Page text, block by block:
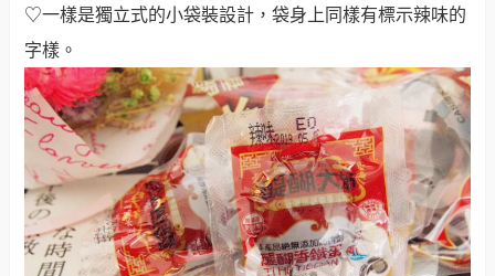
♡一樣是獨立式的小袋裝設計，袋身上同樣有標示辣味的
字樣 。